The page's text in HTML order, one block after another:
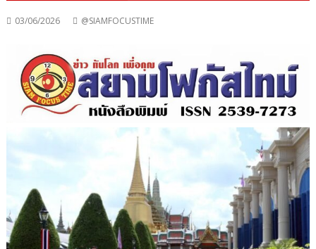
03/06/2026 @SIAMFOCUSTIME